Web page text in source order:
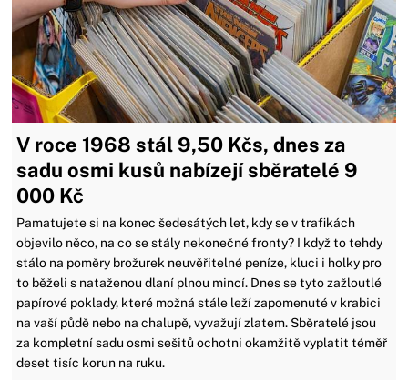
V roce 1968 stál 9,50 Kčs, dnes za
sadu osmi kusů nabízejí sběratelé 9
000 Kč
Pamatujete si na konec šedesátých let, kdy se v trafikách
objevilo něco, na co se stály nekonečné fronty? I když to tehdy
stálo na poměry brožurek neuvěřitelné peníze, kluci i holky pro
to běželi s nataženou dlaní plnou mincí. Dnes se tyto zažloutlé
papírové poklady, které možná stále leží zapomenuté v krabici
na vaší půdě nebo na chalupě, vyvažují zlatem. Sběratelé jsou
za kompletní sadu osmi sešitů ochotni okamžitě vyplatit téměř
deset tisíc korun na ruku.